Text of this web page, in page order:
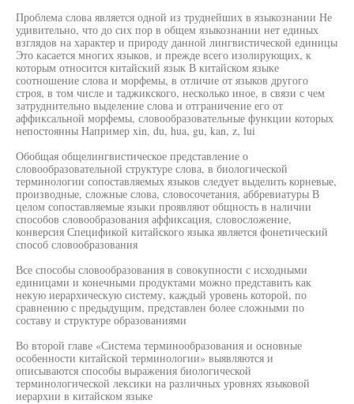
Проблема слова является одной из труднейших в языкознании Не
удивительно, что до сих пор в общем языкознании нет единых
взглядов на характер и природу данной лингвистической единицы
Это касается многих языков, и прежде всего изолирующих, к
которым относится китайский язык В китайском языке
соотношение слова и морфемы, в отличие от языков другого
строя, в том числе и таджикского, несколько иное, в связи с чем
затруднительно выделение слова и отграничение его от
аффиксальной морфемы, словообразовательные функции которых
непостоянны Например xin, du, hua, gu, kan, z, lui
Обобщая общелингвистическое представление о
словообразовательной структуре слова, в биологической
терминологии сопоставляемых языков следует выделить корневые,
производные, сложные слова, словосочетания, аббревиатуры В
целом сопоставляемые языки проявляют общность в наличии
способов словообразования аффиксация, словосложение,
конверсия Спецификой китайского языка является фонетический
способ словообразования
Все способы словообразования в совокупности с исходными
единицами и конечными продуктами можно представить как
некую иерархическую систему, каждый уровень которой, по
сравнению с предыдущим, представлен более сложными по
составу и структуре образованиями
Во второй главе «Система терминообразования и основные
особенности китайской терминологии» выявляются и
описываются способы выражения биологической
терминологической лексики на различных уровнях языковой
иерархии в китайском языке